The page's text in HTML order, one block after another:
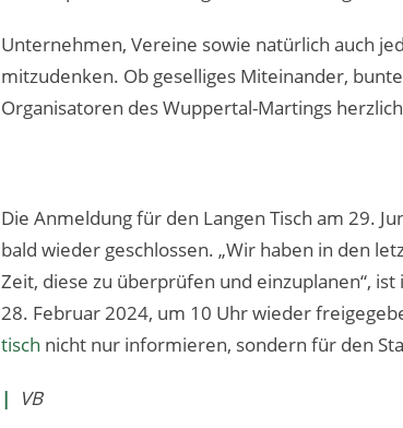
Unternehmen, Vereine sowie natürlich auch
mitzudenken. Ob geselliges Miteinander,
Organisatoren des Wuppertal-Martings
Die Anmeldung für den Langen Tisch am 29.
bald wieder geschlossen. „Wir haben in den
Zeit, diese zu überprüfen und einzuplanen“,
28. Februar 2024, um 10 Uhr wieder
tisch nicht nur informieren, sondern für den
| VB